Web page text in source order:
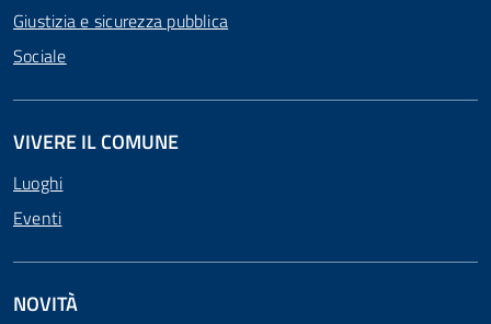
Giustizia e sicurezza pubblica
Sociale
VIVERE IL COMUNE
Luoghi
Eventi
NOVITÀ